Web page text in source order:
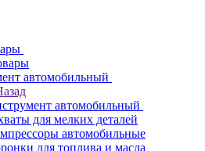
автомобильный
автомобильный
для мелких деталей
автомобильные
для топлива и масла